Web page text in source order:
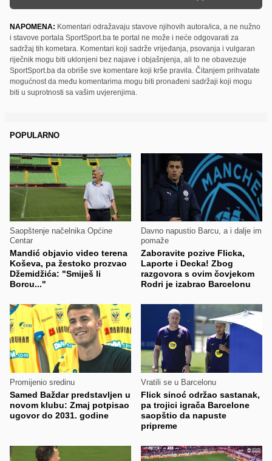
NAPOMENA: Komentari odražavaju stavove njihovih autora/ica, a ne nužno
i stavove portala SportSport.ba te portal ne može i neće odgovarati za
sadržaj tih kometara. Komentari koji sadrže vrijeđanja, psovanja i vulgaran
riječnik mogu biti uklonjeni bez najave i objašnjenja, ali to ne obavezuje
SportSport.ba da obriše sve komentare koji krše pravila. Čitanjem prihvatate
mogućnost da među komentarima mogu biti pronađeni sadržaji koji mogu
biti u suprotnosti sa vašim uvjerenjima.
POPULARNO
Saopštenje načelnika Općine
Centar
Mandić objavio video terena
Koševa, pa žestoko prozvao
Džemidžića: "Smiješ li
Borcu..."
Davno napustio Barcu, a i dalje im
pomaže
Zaboravite pozive Flicka,
Laporte i Decka! Zbog
razgovora s ovim čovjekom
Rodri je izabrao Barcelonu
Promijenio sredinu
Samed Baždar predstavljen u
novom klubu: Zmaj potpisao
ugovor do 2031. godine
Vratili se u Barcelonu
Flick sinoć održao sastanak,
pa trojici igrača Barcelone
saopštio da napuste
pripreme